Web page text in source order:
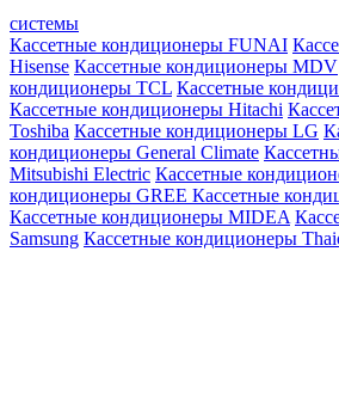
системы
Кассетные кондиционеры FUNAI
Hisense Кассетные кондиционеры MDV
кондиционеры TCL Кассетные
Кассетные кондиционеры Hitachi
Toshiba Кассетные кондиционеры LG
кондиционеры General Climate
Mitsubishi Electric Кассетные
кондиционеры GREE Кассетные
Кассетные кондиционеры MIDEA
Samsung Кассетные кондиционеры